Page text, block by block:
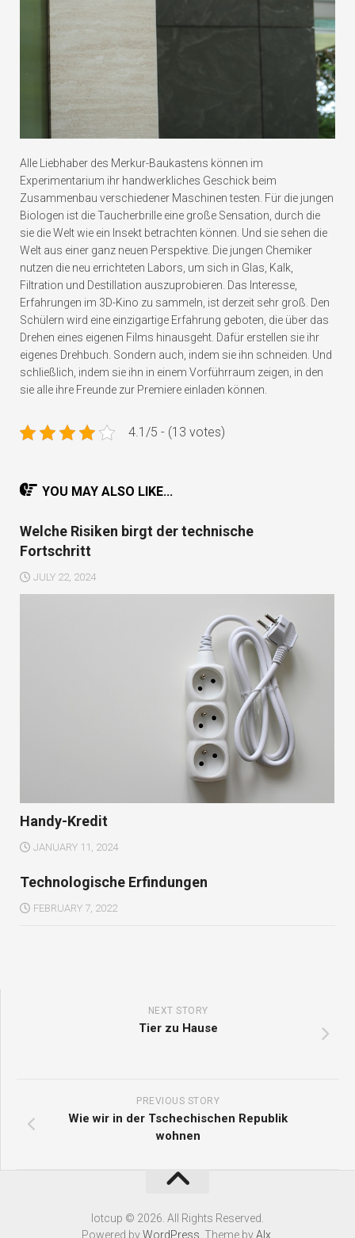
Alle Liebhaber des Merkur-Baukastens können im
Experimentarium ihr handwerkliches Geschick beim
Zusammenbau verschiedener Maschinen testen. Für die jungen
Biologen ist die Taucherbrille eine große Sensation, durch die
sie die Welt wie ein Insekt betrachten können. Und sie sehen die
Welt aus einer ganz neuen Perspektive. Die jungen Chemiker
nutzen die neu errichteten Labors, um sich in Glas, Kalk,
Filtration und Destillation auszuprobieren. Das Interesse,
Erfahrungen im 3D-Kino zu sammeln, ist derzeit sehr groß. Den
Schülern wird eine einzigartige Erfahrung geboten, die über das
Drehen eines eigenen Films hinausgeht. Dafür erstellen sie ihr
eigenes Drehbuch. Sondern auch, indem sie ihn schneiden. Und
schließlich, indem sie ihn in einem Vorführraum zeigen, in den
sie alle ihre Freunde zur Premiere einladen können.
4.1/5 - (13 votes)
YOU MAY ALSO LIKE...
Welche Risiken birgt der technische
Fortschritt
JULY 22, 2024
Handy-Kredit
JANUARY 11, 2024
Technologische Erfindungen
FEBRUARY 7, 2022
NEXT STORY
Tier zu Hause
PREVIOUS STORY
Wie wir in der Tschechischen Republik
wohnen
Iotcup © 2026. All Rights Reserved.
Powered byWordPress . Theme byAlx